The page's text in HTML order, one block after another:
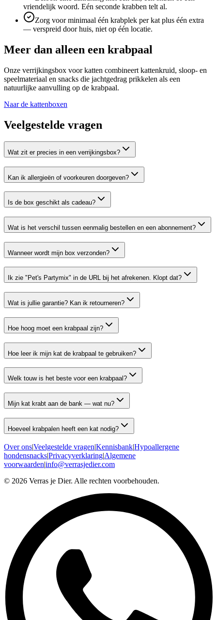
vriendelijk woord. Eén seconde krabben telt al.
Zorg voor minimaal één krabplek per kat plus één extra
— verspreid door huis, niet op één locatie.
Meer dan alleen een krabpaal
Onze verrijkingsbox voor katten combineert kattenkruid, sloop- en
speelmateriaal en snacks die jachtgedrag prikkelen als een
natuurlijke aanvulling op de krabpaal.
Naar de kattenboxen
Veelgestelde vragen
Wat zit er precies in een verrijkingsbox?
Kan ik allergieën of voorkeuren doorgeven?
Is de box geschikt als cadeau?
Wat is het verschil tussen eenmalig bestellen en een abonnement?
Wanneer wordt mijn box verzonden?
Ik zie "Pet's Partymix" in de URL bij het afrekenen. Klopt dat?
Wat is jullie garantie? Kan ik retourneren?
Hoe hoog moet een krabpaal zijn?
Hoe leer ik mijn kat de krabpaal te gebruiken?
Welk touw is het beste voor een krabpaal?
Mijn kat krabt aan de bank — wat nu?
Hoeveel krabpalen heeft een kat nodig?
Over ons|Veelgestelde vragen|Kennisbank|Hypoallergene
hondensnacks|Privacyverklaring|Algemene
voorwaarden|info@verrasjedier.com
© 2026 Verras je Dier. Alle rechten voorbehouden.